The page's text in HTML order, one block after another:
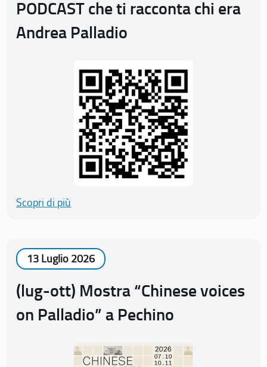
PODCAST che ti racconta chi era
Andrea Palladio
Scopri di più
13 Luglio 2026
(lug-ott) Mostra “Chinese voices
on Palladio” a Pechino